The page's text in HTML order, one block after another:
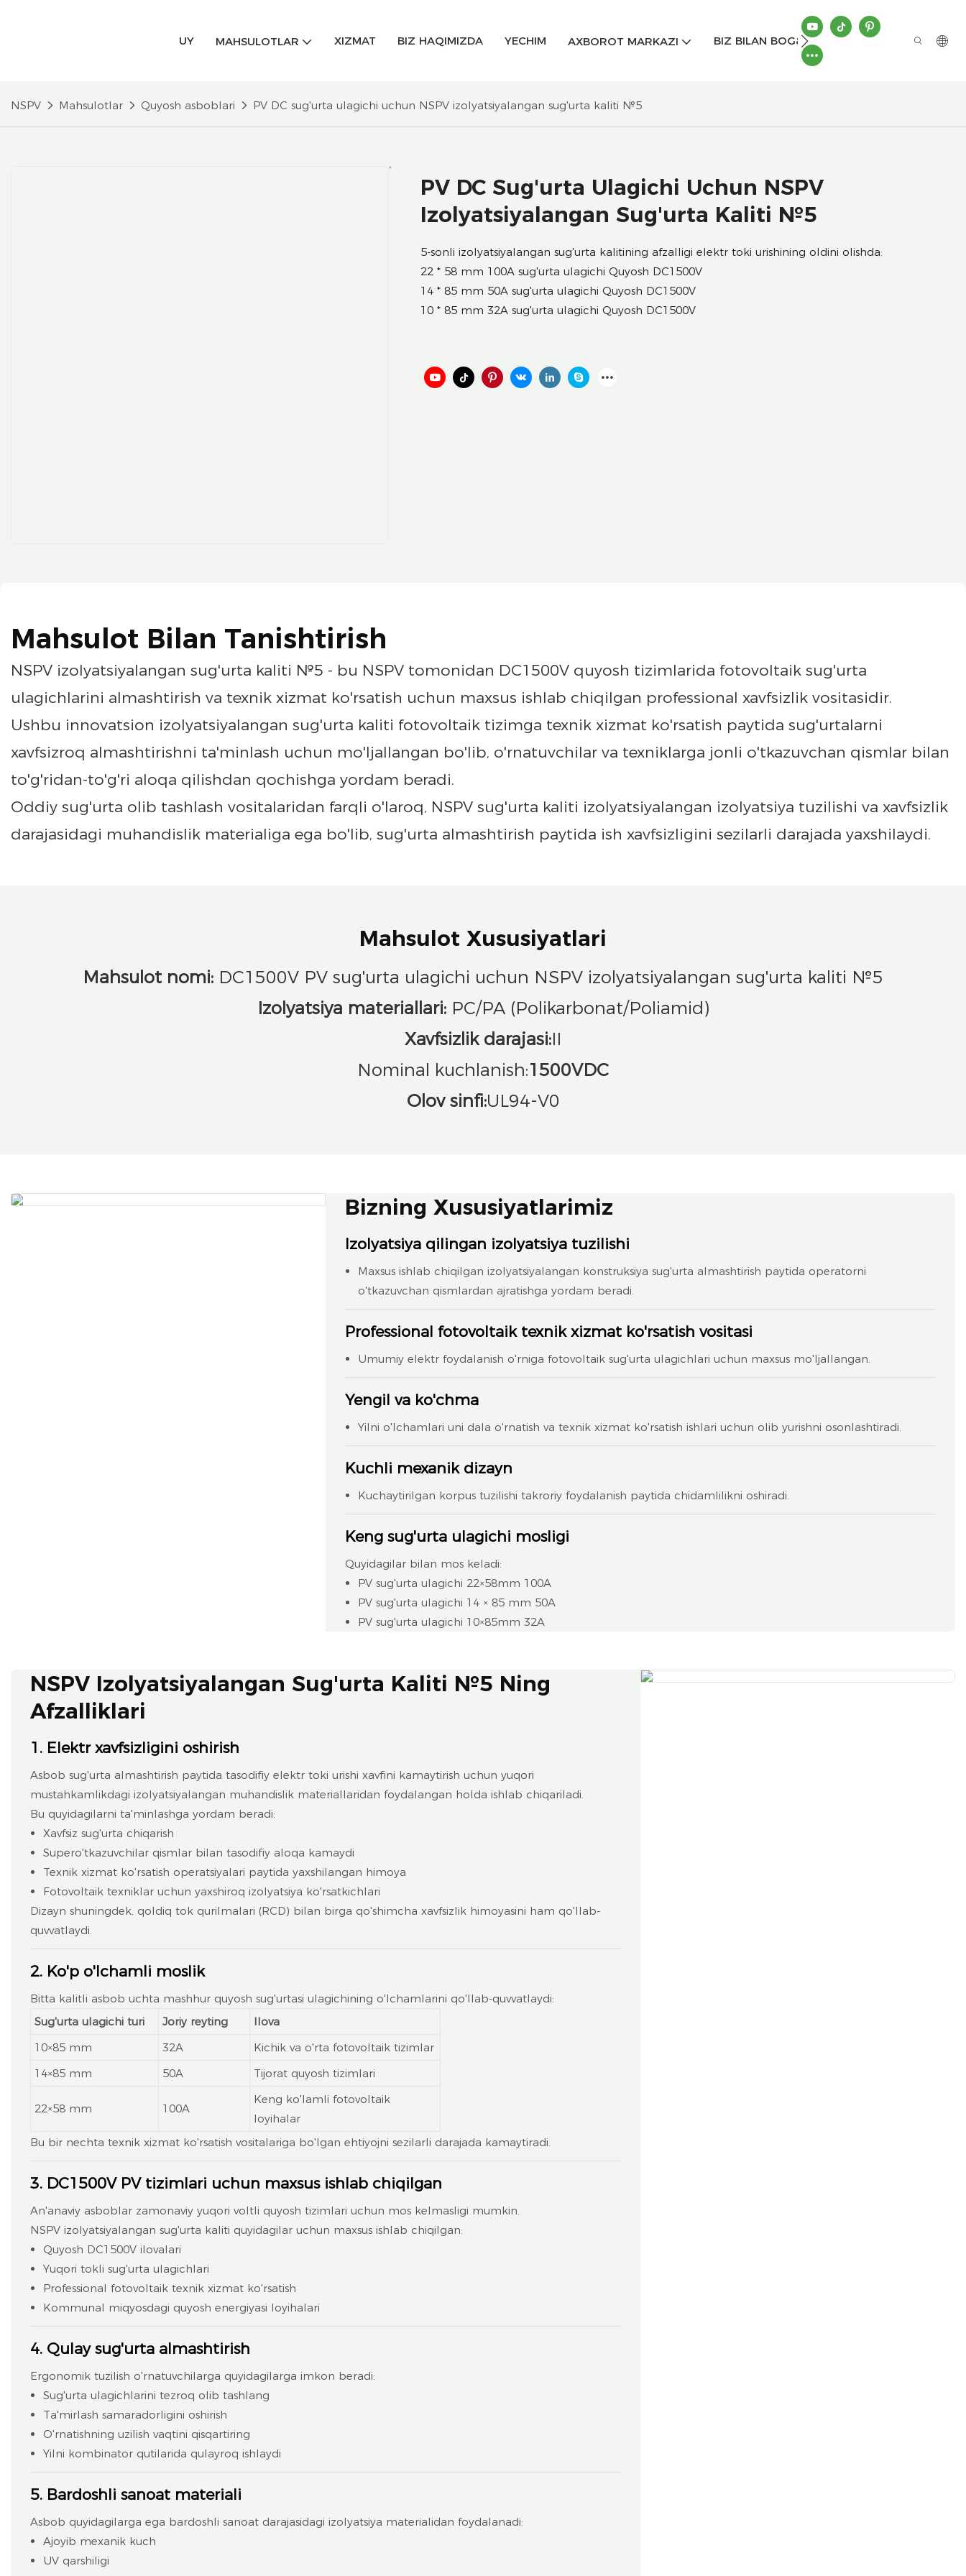
UY MAHSULOTLAR XIZMAT BIZ HAQIMIZDA YECHIM AXBOROT MARKAZI BIZ BILAN BOG&#39;LANISH
NSPV Mahsulotlar Quyosh asboblari PV DC sug'urta ulagichi uchun NSPV izolyatsiyalangan sug'urta kaliti №5
PV DC Sug'urta Ulagichi Uchun NSPV
Izolyatsiyalangan Sug'urta Kaliti №5
5-sonli izolyatsiyalangan sug'urta kalitining afzalligi elektr toki urishining oldini olishda:
22 * 58 mm 100A sug'urta ulagichi Quyosh DC1500V
14 * 85 mm 50A sug'urta ulagichi Quyosh DC1500V
10 * 85 mm 32A sug'urta ulagichi Quyosh DC1500V
Mahsulot Bilan Tanishtirish
NSPV izolyatsiyalangan sug'urta kaliti №5 - bu NSPV tomonidan DC1500V quyosh tizimlarida fotovoltaik sug'urta
ulagichlarini almashtirish va texnik xizmat ko'rsatish uchun maxsus ishlab chiqilgan professional xavfsizlik vositasidir.
Ushbu innovatsion izolyatsiyalangan sug'urta kaliti fotovoltaik tizimga texnik xizmat ko'rsatish paytida sug'urtalarni
xavfsizroq almashtirishni ta'minlash uchun mo'ljallangan bo'lib, o'rnatuvchilar va texniklarga jonli o'tkazuvchan qismlar bilan
to'g'ridan-to'g'ri aloqa qilishdan qochishga yordam beradi.
Oddiy sug'urta olib tashlash vositalaridan farqli o'laroq, NSPV sug'urta kaliti izolyatsiyalangan izolyatsiya tuzilishi va xavfsizlik
darajasidagi muhandislik materialiga ega bo'lib, sug'urta almashtirish paytida ish xavfsizligini sezilarli darajada yaxshilaydi.
Mahsulot Xususiyatlari
Mahsulot nomi: DC1500V PV sug'urta ulagichi uchun NSPV izolyatsiyalangan sug'urta kaliti №5
Izolyatsiya materiallari:PC/PA (Polikarbonat/Poliamid)
Xavfsizlik darajasi:II
Nominal kuchlanish:1500VDC
Olov sinfi:UL94-V0
Bizning Xususiyatlarimiz
Izolyatsiya qilingan izolyatsiya tuzilishi
Maxsus ishlab chiqilgan izolyatsiyalangan konstruksiya sug'urta almashtirish paytida operatorni
o'tkazuvchan qismlardan ajratishga yordam beradi.
Professional fotovoltaik texnik xizmat ko'rsatish vositasi
Umumiy elektr foydalanish o'rniga fotovoltaik sug'urta ulagichlari uchun maxsus mo'ljallangan.
Yengil va ko'chma
Yilni o'lchamlari uni dala o'rnatish va texnik xizmat ko'rsatish ishlari uchun olib yurishni osonlashtiradi.
Kuchli mexanik dizayn
Kuchaytirilgan korpus tuzilishi takroriy foydalanish paytida chidamlilikni oshiradi.
Keng sug'urta ulagichi mosligi
Quyidagilar bilan mos keladi:
PV sug'urta ulagichi 22×58mm 100A
PV sug'urta ulagichi 14 × 85 mm 50A
PV sug'urta ulagichi 10×85mm 32A
NSPV Izolyatsiyalangan Sug'urta Kaliti №5 Ning
Afzalliklari
1. Elektr xavfsizligini oshirish
Asbob sug'urta almashtirish paytida tasodifiy elektr toki urishi xavfini kamaytirish uchun yuqori
mustahkamlikdagi izolyatsiyalangan muhandislik materiallaridan foydalangan holda ishlab chiqariladi.
Bu quyidagilarni ta'minlashga yordam beradi:
Xavfsiz sug'urta chiqarish
Supero'tkazuvchilar qismlar bilan tasodifiy aloqa kamaydi
Texnik xizmat ko'rsatish operatsiyalari paytida yaxshilangan himoya
Fotovoltaik texniklar uchun yaxshiroq izolyatsiya ko'rsatkichlari
Dizayn shuningdek, qoldiq tok qurilmalari (RCD) bilan birga qo'shimcha xavfsizlik himoyasini ham qo'llab-
quvvatlaydi.
2. Ko'p o'lchamli moslik
Bitta kalitli asbob uchta mashhur quyosh sug'urtasi ulagichining o'lchamlarini qo'llab-quvvatlaydi:
Sug'urta ulagichi turi
Joriy reyting
Ilova
10×85 mm
32A
Kichik va o'rta fotovoltaik tizimlar
14×85 mm
50A Tijorat quyosh tizimlari
22×58 mm 100A
Keng ko'lamli fotovoltaik
loyihalar
Bu bir nechta texnik xizmat ko'rsatish vositalariga bo'lgan ehtiyojni sezilarli darajada kamaytiradi.
3. DC1500V PV tizimlari uchun maxsus ishlab chiqilgan
An'anaviy asboblar zamonaviy yuqori voltli quyosh tizimlari uchun mos kelmasligi mumkin.
NSPV izolyatsiyalangan sug'urta kaliti quyidagilar uchun maxsus ishlab chiqilgan:
Quyosh DC1500V ilovalari
Yuqori tokli sug'urta ulagichlari
Professional fotovoltaik texnik xizmat ko'rsatish
Kommunal miqyosdagi quyosh energiyasi loyihalari
4. Qulay sug'urta almashtirish
Ergonomik tuzilish o'rnatuvchilarga quyidagilarga imkon beradi:
Sug'urta ulagichlarini tezroq olib tashlang
Ta'mirlash samaradorligini oshirish
O'rnatishning uzilish vaqtini qisqartiring
Yilni kombinator qutilarida qulayroq ishlaydi
5. Bardoshli sanoat materiali
Asbob quyidagilarga ega bardoshli sanoat darajasidagi izolyatsiya materialidan foydalanadi:
Ajoyib mexanik kuch
UV qarshiligi